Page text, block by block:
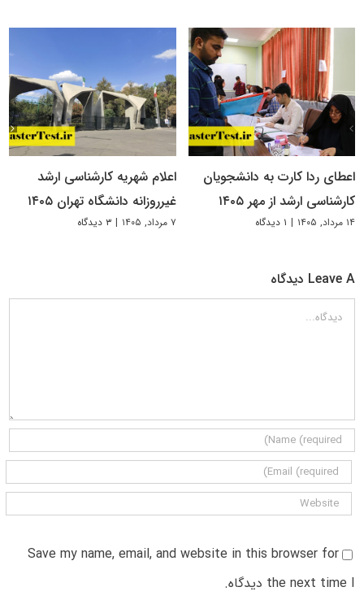
اعطای ردا کارت به دانشجویان
کارشناسی ارشد از مهر ۱۴۰۵
۱۴ مرداد, ۱۴۰۵ | ۱ دیدگاه
اعلام شهریه کارشناسی ارشد
غیرروزانه دانشگاه تهران ۱۴۰۵
۷ مرداد, ۱۴۰۵ | ۳ دیدگاه
Leave A دیدگاه
دیدگاه
Save my name, email, and website in this browser for
the next time I دیدگاه.